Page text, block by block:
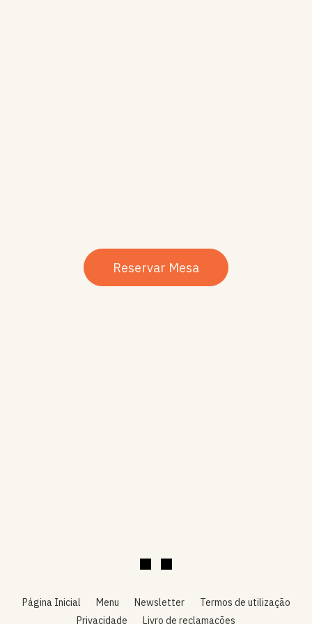
Reservar Mesa
Página Inicial Menu Newsletter
Termos de utilização
Privacidade
Livro de reclamações